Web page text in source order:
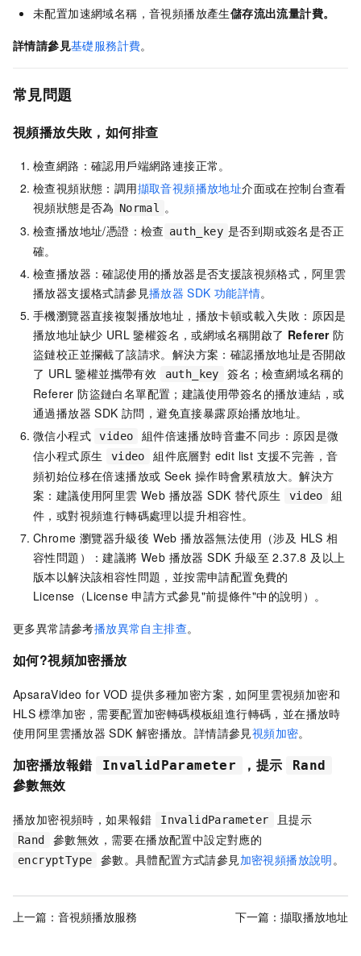
未配置加速網域名稱，音視頻播放產生儲存流出流量計費。
詳情請參見基礎服務計費。
常見問題
視頻播放失敗，如何排查
檢查網路：確認用戶端網路連接正常。
檢查視頻狀態：調用擷取音視頻播放地址介面或在控制台查看
視頻狀態是否為 Normal
。
檢查播放地址/憑證：檢查 auth_key 是否到期或簽名是否正
確。
檢查播放器：確認使用的播放器是否支援該視頻格式，阿里雲
播放器支援格式請參見播放器 SDK 功能詳情。
手機瀏覽器直接複製播放地址，播放卡頓或載入失敗：原因是
播放地址缺少 URL 鑒權簽名，或網域名稱開啟了 Referer防
盜鏈校正並攔截了該請求。解決方案：確認播放地址是否開啟
了 URL 鑒權並攜帶有效
auth_key
簽名；檢查網域名稱的
Referer 防盜鏈白名單配置；建議使用帶簽名的播放連結，或
通過播放器 SDK 訪問，避免直接暴露原始播放地址。
微信小程式
video
組件倍速播放時音畫不同步：原因是微
信小程式原生
video
組件底層對 edit list 支援不完善，音
頻初始位移在倍速播放或 Seek 操作時會累積放大。解決方
案：建議使用阿里雲 Web 播放器 SDK 替代原生
video
組
件，或對視頻進行轉碼處理以提升相容性。
Chrome 瀏覽器升級後 Web 播放器無法使用（涉及 HLS 相
容性問題）：建議將 Web 播放器 SDK 升級至 2.37.8 及以上
版本以解決該相容性問題，並按需申請配置免費的
License（License 申請方式參見"前提條件"中的說明）。
更多異常請參考播放異常自主排查。
如何?視頻加密播放
ApsaraVideo for VOD 提供多種加密方案，如阿里雲視頻加密和
HLS 標準加密，需要配置加密轉碼模板組進行轉碼，並在播放時
使用阿里雲播放器 SDK 解密播放。詳情請參見視頻加密。
加密播放報錯 InvalidParameter ，提示 Rand
參數無效
播放加密視頻時，如果報錯 InvalidParameter 且提示
Rand 參數無效，需要在播放配置中設定對應的
encryptType 參數。具體配置方式請參見加密視頻播放說明 。
上一篇： 音視頻播放服務 下一篇： 擷取播放地址